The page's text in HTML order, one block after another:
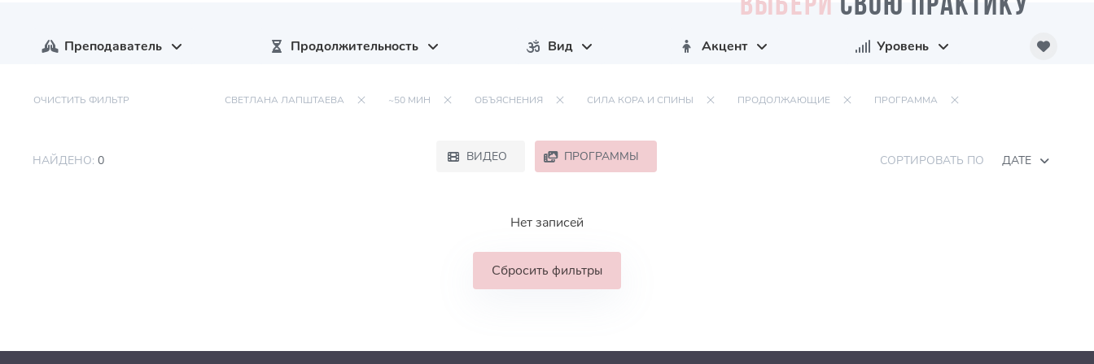
ВЫБЕРИ СВОЮ ПРАКТИКУ
Преподаватель Продолжительность Вид Акцент Уровень
ОЧИСТИТЬ ФИЛЬТР СВЕТЛАНА ЛАПШТАЕВА ~50 МИН ОБЪЯСНЕНИЯ СИЛА КОРА И СПИНЫ ПРОДОЛЖАЮЩИЕ ПРОГРАММА
НАЙДЕНО: 0 ВИДЕО ПРОГРАММЫ СОРТИРОВАТЬ ПО ДАТЕ
Нет записей
Сбросить фильтры